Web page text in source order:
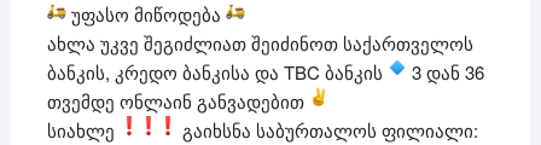
უფასო მიწოდება
ახლა უკვე შეგიძლიათ შეიძინოთ საქართველოს
ბანკის, კრედო ბანკისა და TBC ბანკის
3 დან 36
თვემდე ონლაინ განვადებით
სიახლე
გაიხსნა საბურთალოს ფილიალი: